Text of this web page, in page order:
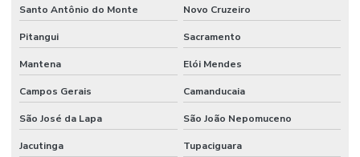
Santo Antônio do Monte Novo Cruzeiro
Pitangui Sacramento
Mantena Elói Mendes
Campos Gerais Camanducaia
São José da Lapa São João Nepomuceno
Jacutinga Tupaciguara